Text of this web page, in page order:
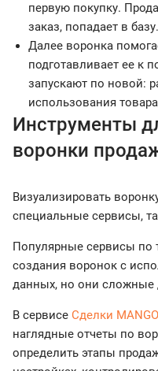
первую покупку.
заказ, попадает в базу.
Далее воронка
подготавливает ее к
запускают по новой:
использования
Инструменты
воронки
Визуализировать
специальные сервисы,
Популярные сервисы по
создания воронок с
данных, но они сложные
В сервисе Сделки
наглядные отчеты по
определить этапы